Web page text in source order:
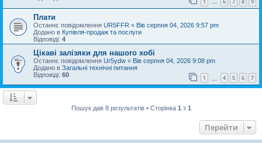
…
Плати
Останнє повідомлення UR5FFR « Вів серпня 04, 2026 9:57 pm
Додано в Купівля-продаж та послуги
Відповіді: 4
Цікаві залізяки для нашого хобі
Останнє повідомлення Ur5ydw « Вів серпня 04, 2026 9:08 pm
Додано в Загальні технічні питання
Відповіді: 60 1 4 5 6 7
Пошук дав 8 результатів • Сторінка 1 з 1
Перейти